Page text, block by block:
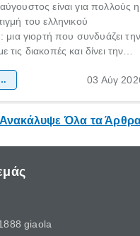
είναι για πολλούς η
του ελληνικού
μια γιορτή που συνδυάζει την
διακοπές και δίνει την
για λίγες μέρες
& παιδί 03 Αύγ
Ανακάλυψε Όλα τα
giaola